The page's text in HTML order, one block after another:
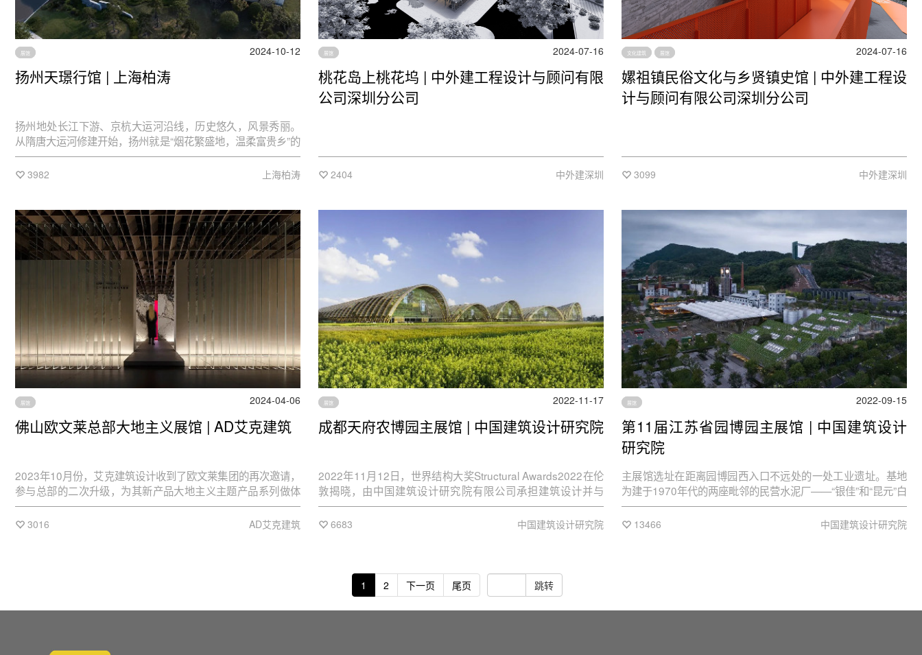
展馆 2024-10-12
扬州天璟行馆 | 上海柏涛
扬州地处长江下游、京杭大运河沿线，历史悠久，风景秀丽。
从隋唐大运河修建开始，扬州就是“烟花繁盛地，温柔富贵乡”的
纸醉金迷场，也是“腰缠十万贯，骑鹤下扬州”的锦绣繁盛地。到
了清朝，这里更是工商业发达，文人荟萃，康乾数次南巡都经
3982 上海柏涛
展馆 2024-07-16
桃花岛上桃花坞 | 中外建工程设计与顾问有限
公司深圳分公司
2404 中外建深圳
文化建筑 展馆 2024-07-16
嫘祖镇民俗文化与乡贤镇史馆 | 中外建工程设
计与顾问有限公司深圳分公司
3099 中外建深圳
展馆 2024-04-06
佛山欧文莱总部大地主义展馆 | AD艾克建筑
2023年10月份，艾克建筑设计收到了欧文莱集团的再次邀请，
参与总部的二次升级，为其新产品大地主义主题产品系列做体
验空间，这是团队与欧文莱的再次携手合作。项目位于佛山陶
瓷总部基地，欧文莱总部公共空间与品牌体验中心，是一次品
3016 AD艾克建筑
展馆 2022-11-17
成都天府农博园主展馆 | 中国建筑设计研究院
2022年11月12日，世界结构大奖Structural Awards2022在伦
敦揭晓，由中国建筑设计研究院有限公司承担建筑设计并与
StructurCraft联合进行结构设计的天府农业博览园主展馆在世
界范围内的40余个参评项目中脱颖而出，荣获最佳项目奖——
6683 中国建筑设计研究院
展馆 2022-09-15
第11届江苏省园博园主展馆 | 中国建筑设计
研究院
主展馆选址在距离园博园西入口不远处的一处工业遗址。基地
为建于1970年代的两座毗邻的民营水泥厂——“银佳”和“昆元”白
水泥厂。汤山的白水泥生产起源于民族工业初起的20世纪初，
麇集在山谷中的众多民营小厂均脱胎于孙中山兴办的中国水泥
13466 中国建筑设计研究院
1 2 下一页 尾页 跳转